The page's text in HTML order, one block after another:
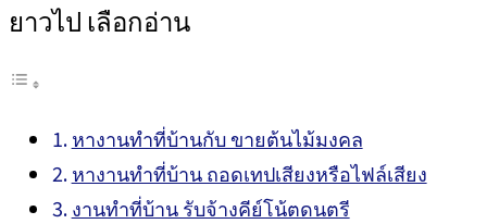
ยาวไป เลือกอ่าน
หางานทำที่บ้านกับ ขายต้นไม้มงคล
หางานทำที่บ้าน ถอดเทปเสียงหรือไฟล์เสียง
งานทำที่บ้าน รับจ้างคีย์โน้ตดนตรี